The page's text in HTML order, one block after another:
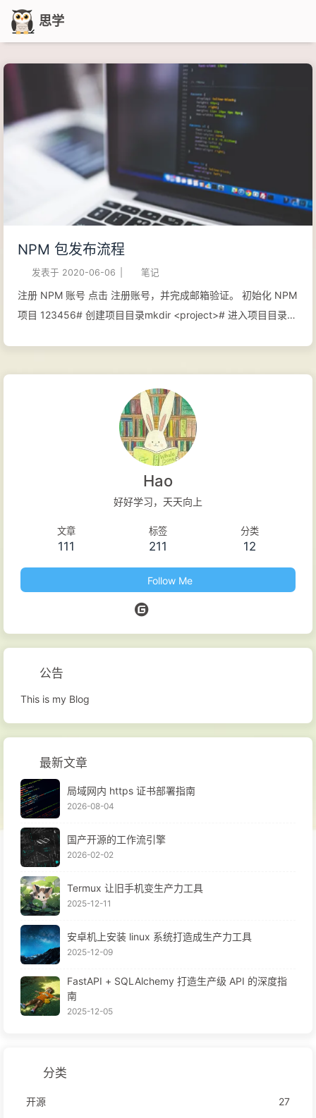
思学
NPM 包发布流程
发表于 2020-06-06 笔记
注册 NPM 账号 点击 注册账号，并完成邮箱验证。 初始化 NPM
项目 123456# 创建项目目录mkdir <project># 进入项目目录
下： 1234567891011121314{ "name": "demo", "version":
"1.0.0", "description": "A demo projcet of npm.", "main":
"index.js", "scripts": { "test": "echo \"Error: no test specified\"
Hao
好好学习，天天向上
文章
111
标签
211
分类
12
Follow Me
公告
This is my Blog
最新文章
局域网内 https 证书部署指南
2026-08-04
国产开源的工作流引擎
2026-02-02
Termux 让旧手机变生产力工具
2025-12-11
安卓机上安装 linux 系统打造成生产力工具
2025-12-09
FastAPI + SQLAlchemy 打造生产级 API 的深度指
南
2025-12-05
分类
开源
27